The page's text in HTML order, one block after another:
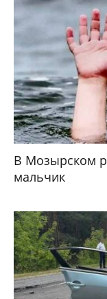
В Мозырском
мальчик